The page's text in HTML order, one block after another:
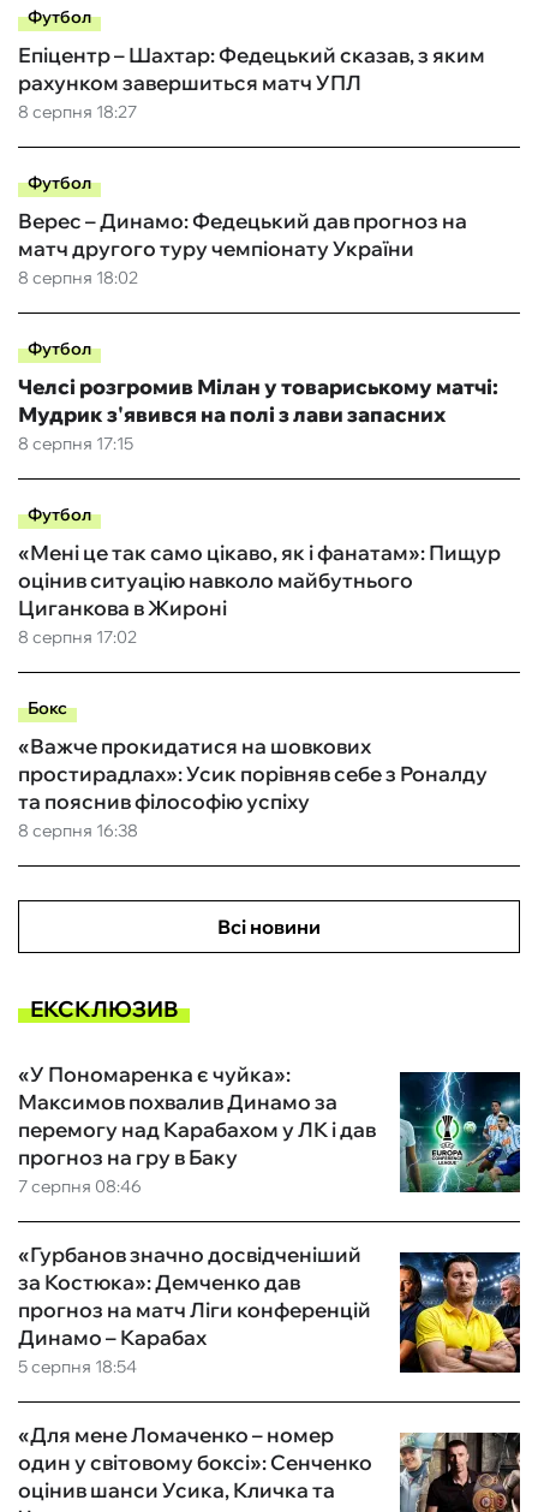
Футбол
8 серпня 18:27
Епіцентр – Шахтар: Федецький сказав, з яким
рахунком завершиться матч УПЛ
Футбол
8 серпня 18:02
Верес – Динамо: Федецький дав прогноз на
матч другого туру чемпіонату України
Футбол
8 серпня 17:15
Челсі розгромив Мілан у товариському матчі:
Мудрик з'явився на полі з лави запасних
Футбол
8 серпня 17:02
«Мені це так само цікаво, як і фанатам»: Пищур
оцінив ситуацію навколо майбутнього
Циганкова в Жироні
Бокс
8 серпня 16:38
«Важче прокидатися на шовкових
простирадлах»: Усик порівняв себе з Роналду
та пояснив філософію успіху
Всі новини
ЕКСКЛЮЗИВ
7 серпня 08:46
«У Пономаренка є чуйка»:
Максимов похвалив Динамо за
перемогу над Карабахом у ЛК і дав
прогноз на гру в Баку
5 серпня 18:54
«Гурбанов значно досвідченіший
за Костюка»: Демченко дав
прогноз на матч Ліги конференцій
Динамо – Карабах
«Для мене Ломаченко – номер
один у світовому боксі»: Сенченко
оцінив шанси Усика, Кличка та